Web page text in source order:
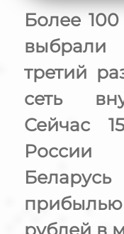
Более
третий
сеть
Сейчас
России
рублей в